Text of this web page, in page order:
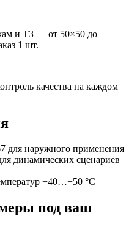
и ТЗ — от 50×50 до
1 шт.
качества на каждом
для наружного применения
динамических сценариев
−40…+50 °C
под ваш